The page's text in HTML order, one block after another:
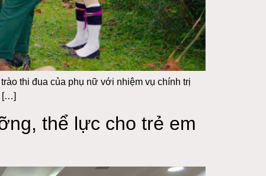
thi đua của phụ nữ với nhiệm vụ chính trị
[…]
thể lực cho trẻ em